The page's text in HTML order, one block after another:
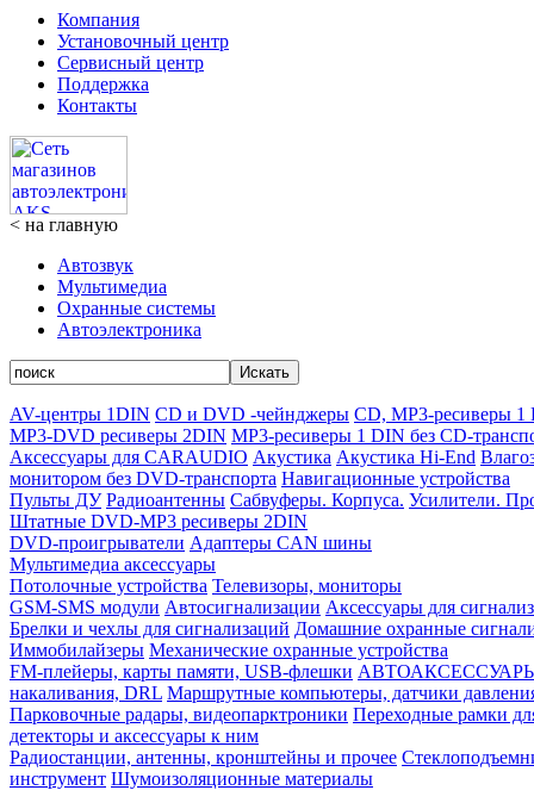
Компания
Установочный центр
Сервисный центр
Поддержка
Контакты
< на главную
Автозвук
Мультимедиa
Охранные системы
Автоэлектроника
Искать
AV-центры 1DIN CD и DVD -чейнджеры CD, MP3-ресиверы 1
MP3-DVD ресиверы 2DIN MP3-ресиверы 1 DIN без CD-
Аксессуары для CARAUDIO Акустика Акустика Hi-End
монитором без DVD-транспорта Навигационные устройства
Пульты ДУ Радиоантенны Сабвуферы. Корпуса. Усилители.
Штатные DVD-MP3 ресиверы 2DIN
DVD-проигрыватели Адаптеры CAN шины
Мультимедиа аксессуары
Потолочные устройства Телевизоры, мониторы
GSM-SMS модули Автосигнализации Аксессуары для
Брелки и чехлы для сигнализаций Домашние охранные
Иммобилайзеры Механические охранные устройства
FM-плейеры, карты памяти, USB-флешки
накаливания, DRL Маршрутные компьютеры, датчики
Парковочные радары, видеопарктроники Переходные рамки
детекторы и аксессуары к ним
Радиостанции, антенны, кронштейны и прочее
инструмент Шумоизоляционные материалы